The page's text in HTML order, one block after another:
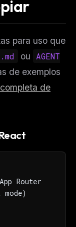
para uso que
ou
AGENT
de exemplos
de
Router